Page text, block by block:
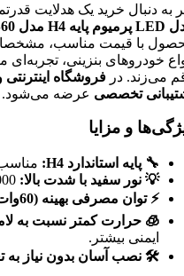
به دنبال خرید یک هدلایت
پرمیوم پایه مدل
با قیمت مناسب، مشخصات
خودروهای بنزینی، تجربه‌ای
می‌زند. در فروشگاه اینترنتی
تخصصی عرضه می‌شود.
و مزایا
🔧 پایه استاندارد
💡 نور سفید با شدت بالا:
⚡ توان مصرفی بهینه (60وات)
🧊 حرارت کمتر نسبت به
ایمنی بیشتر.
🛠 نصب آسان بدون نیاز به